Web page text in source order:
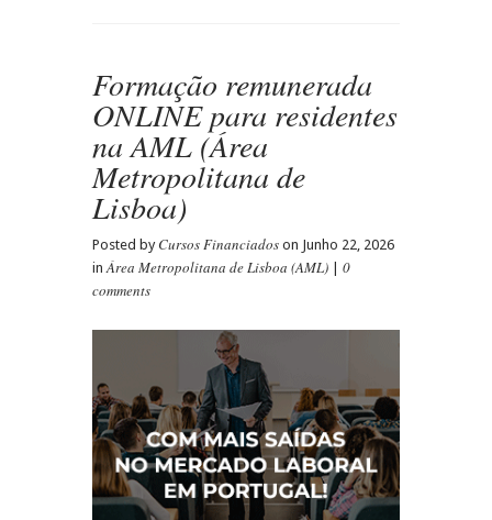
Formação remunerada
ONLINE para residentes
na AML (Área
Metropolitana de
Lisboa)
Posted by Cursos Financiados on Junho 22, 2026
inÁrea Metropolitana de Lisboa (AML)
0
comments